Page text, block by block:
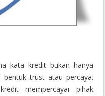
kata kredit bukan hanya
trust atau percaya.
mempercayai pihak